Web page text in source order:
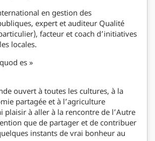
en gestion des
expert et auditeur Qualité
facteur et coach d’initiatives
locales.
es »
ouvert à toutes les cultures, à la
partagée et à l’agriculture
plaisir à aller à la rencontre de l’Autre
que de partager et de contribuer
instants de vrai bonheur au